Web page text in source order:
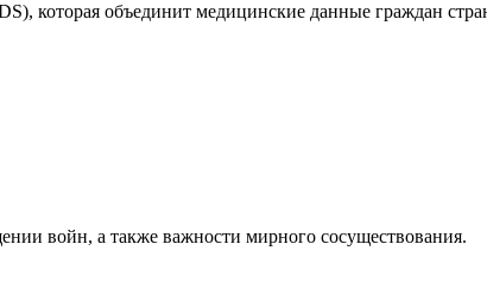
которая объединит медицинские данные граждан
войн, а также важности мирного сосуществования.